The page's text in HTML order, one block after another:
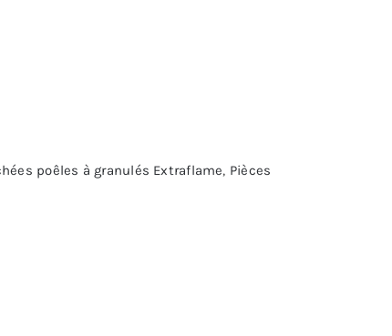
poêles à granulés Extraflame, Pièces